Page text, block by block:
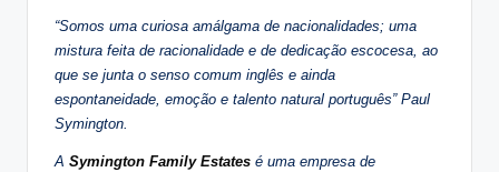
“Somos uma curiosa amálgama de nacionalidades; uma
mistura feita de racionalidade e de dedicação escocesa, ao
que se junta o senso comum inglês e ainda
espontaneidade, emoção e talento natural português” Paul
Symington.
A Symington Family Estates é uma empresa de